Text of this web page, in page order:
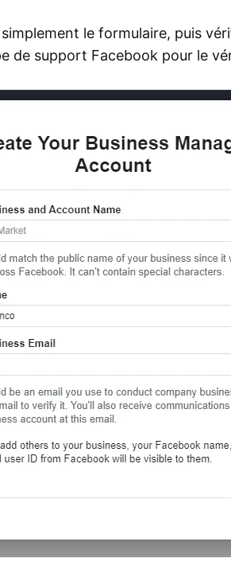
le formulaire, puis
de support Facebook pour le